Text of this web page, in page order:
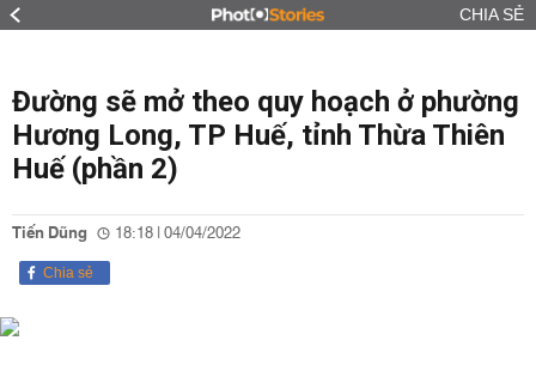
CHIA SẺ
Đường sẽ mở theo quy hoạch ở phường
Hương Long, TP Huế, tỉnh Thừa Thiên
Huế (phần 2)
Tiến Dũng 18:18 | 04/04/2022
Chia sẻ